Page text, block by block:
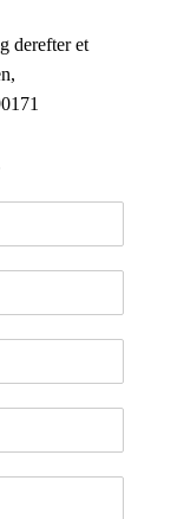
derefter et